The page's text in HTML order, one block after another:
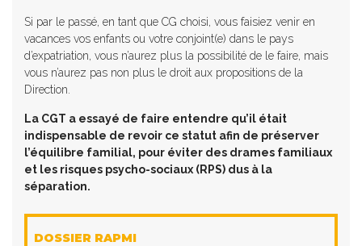
Si par le passé, en tant que CG choisi, vous faisiez venir en
vacances vos enfants ou votre conjoint(e) dans le pays
d’expatriation, vous n’aurez plus la possibilité de le faire, mais
vous n’aurez pas non plus le droit aux propositions de la
Direction.
La CGT a essayé de faire entendre qu’il était
indispensable de revoir ce statut afin de préserver
l’équilibre familial, pour éviter des drames familiaux
et les risques psycho-sociaux (RPS) dus à la
séparation.
DOSSIER RAPMI